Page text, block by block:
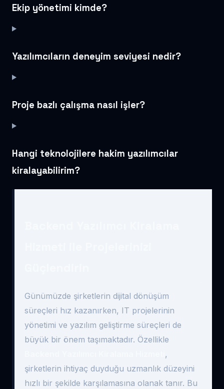
Ekip yönetimi kimde?
Yazılımcıların deneyim seviyesi nedir?
Proje bazlı çalışma nasıl işler?
Hangi teknolojilere hakim yazılımcılar
kiralayabilirim?
Günümüzde şirketlerin dijital dönüşüm
süreçleri hız kazanırken, IT projelerinin
yönetimi ve yazılım geliştirme süreçleri de
büyük bir önem taşımaktadır. Özellikle
,
şirketlerin ihtiyaç duyduğu uzmanlık düzeyini
hızlı bir şekilde karşılamasına olanak tanır. Bu